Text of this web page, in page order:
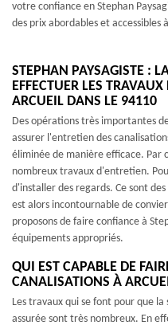
votre confiance en Stephan
des prix abordables et accessibles
STEPHAN PAYSAGISTE :
EFFECTUER LES
ARCUEIL DANS LE 94110
Des opérations très importantes
assurer l'entretien des
éliminée de manière efficace. Par
nombreux travaux d'entretien.
d'installer des regards. Ce sont
est alors incontournable de
proposons de faire confiance à
équipements appropriés.
QUI EST CAPABLE DE
CANALISATIONS À
Les travaux qui se font pour que
assurée sont très nombreux. En